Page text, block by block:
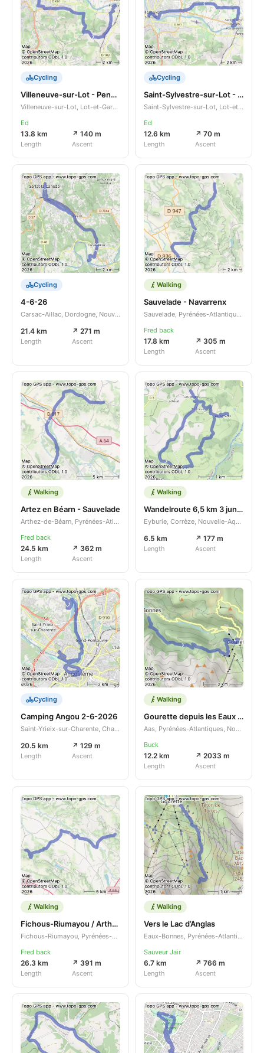
Cycling
Villeneuve-sur-Lot - Penne-d'Agenais
Villeneuve-sur-Lot, Lot-et-Garonne, Nouvelle-Aquitaine, FR
Ed
13.8 km
Length
↗ 140 m
Ascent
Cycling
Saint-Sylvestre-sur-Lot - Villeneuve-sur-Lot
Saint-Sylvestre-sur-Lot, Lot-et-Garonne, Nouvelle-Aquitaine, FR
Ed
12.6 km
Length
↗ 70 m
Ascent
Cycling
4-6-26
Carsac-Aillac, Dordogne, Nouvelle-Aquitaine, FR
21.4 km
Length
↗ 271 m
Ascent
Walking
Sauvelade - Navarrenx
Sauvelade, Pyrénées-Atlantiques, Nouvelle-Aquitaine, FR
Fred back
17.8 km
Length
↗ 305 m
Ascent
Walking
Artez en Béarn - Sauvelade
Arthez-de-Béarn, Pyrénées-Atlantiques, Nouvelle-Aquitaine, FR
Fred back
24.5 km
Length
↗ 362 m
Ascent
Walking
Wandelroute 6,5 km 3 jun 2026
Eyburie, Corrèze, Nouvelle-Aquitaine, FR
6.5 km
Length
↗ 177 m
Ascent
Cycling
Camping Angou 2-6-2026
Saint-Yrieix-sur-Charente, Charente, Nouvelle-Aquitaine, FR
20.5 km
Length
↗ 129 m
Ascent
Walking
Gourette depuis les Eaux Bonnes
Aas, Pyrénées-Atlantiques, Nouvelle-Aquitaine, FR
Buck
12.2 km
Length
↗ 2033 m
Ascent
Walking
Fichous-Riumayou / Arthez du Bearn
Fichous-Riumayou, Pyrénées-Atlantiques, Nouvelle-Aquitaine, FR
Fred back
26.3 km
Length
↗ 391 m
Ascent
Walking
Vers le Lac d’Anglas
Eaux-Bonnes, Pyrénées-Atlantiques, Nouvelle-Aquitaine, FR
Sauveur Jair
6.7 km
Length
↗ 766 m
Ascent